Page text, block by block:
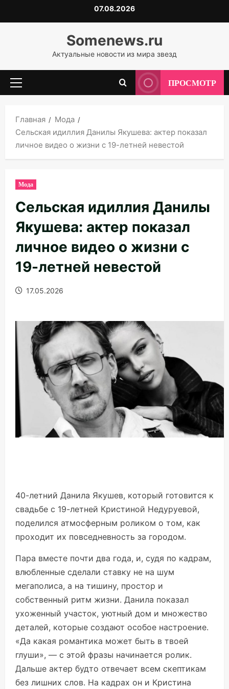
к
07.08.2026
Somenews.ru
Актуальные новости из мира звезд
Основное
ПРОСМОТР
Главная
Мода
Сельская идиллия Данилы Якушева: актер показал
личное видео о жизни с 19-летней невестой
Мода
Сельская идиллия Данилы
Якушева: актер показал
личное видео о жизни с
19-летней невестой
17.05.2026
40-летний Данила Якушев, который готовится к
свадьбе с 19-летней Кристиной Недуруевой,
поделился атмосферным роликом о том, как
проходит их повседневность за городом.
Пара вместе почти два года, и, судя по кадрам,
влюбленные сделали ставку не на шум
мегаполиса, а на тишину, простор и
собственный ритм жизни. Данила показал
ухоженный участок, уютный дом и множество
деталей, которые создают особое настроение.
«Да какая романтика может быть в твоей
глуши», — с этой фразы начинается ролик.
Дальше актер будто отвечает всем скептикам
без лишних слов. На кадрах он и Кристина